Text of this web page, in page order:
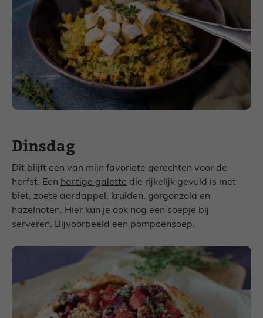
Dinsdag
Dit blijft een van mijn favoriete gerechten voor de
herfst. Een hartige galette die rijkelijk gevuld is met
biet, zoete aardappel, kruiden, gorgonzola en
hazelnoten. Hier kun je ook nog een soepje bij
serveren. Bijvoorbeeld een pompoensoep.